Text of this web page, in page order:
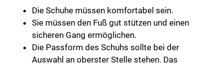
Die Schuhe müssen komfortabel sein.
Sie müssen den Fuß gut stützen und einen
sicheren Gang ermöglichen.
Die Passform des Schuhs sollte bei der
Auswahl an oberster Stelle stehen. Das